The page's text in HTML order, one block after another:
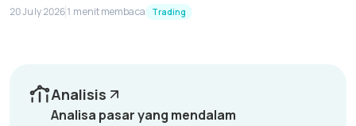
20 July 20261 menit membaca Trading
Analisis
Analisa pasar yang mendalam